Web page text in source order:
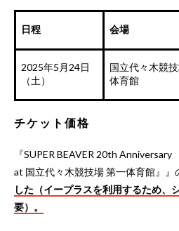
日程 会場
2025年5月24日
（土）
国立代々木競
体育館
チケット価格
『SUPER BEAVER 20th Anniversary
at 国立代々木競技場 第一体育館』』
した（イープラスを利用するため、
要）。